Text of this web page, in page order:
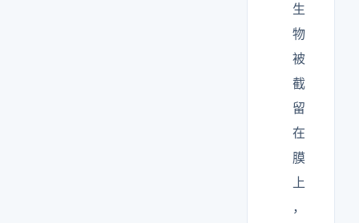
生
物
被
截
留
在
膜
上
，